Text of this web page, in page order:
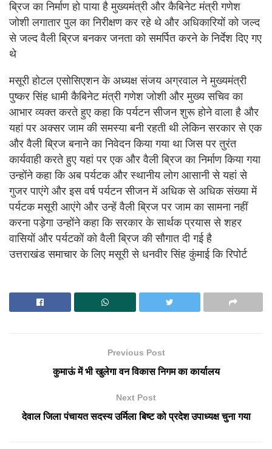
ब्रिज का निर्माण हो पाया है मुख्यमंत्री और कैबिनेट मंत्री गणेश
जोशी लगातार पुल का निरीक्षण कर रहे थे और अधिकारियों को जल्द
से जल्द वैली ब्रिज बनकर जनता को समर्पित करने के निर्देश दिए गए
थे
मसूरी होटल एसोसिएशन के अध्यक्ष संजय अग्रवाल ने मुख्यमंत्री
पुष्कर सिंह धामी कैबिनेट मंत्री गणेश जोशी और मुख्य सचिव का
आभार व्यक्त करते हुए कहा कि पर्यटन सीजन शुरू होने वाला है और
यहां पर अक्सर जाम की समस्या बनी रहती थी लेकिन सरकार से एक
और वैली ब्रिज बनाने का निवेदन किया गया था जिस पर तुरंत
कार्यवाही करते हुए यहां पर एक और वैली ब्रिज का निर्माण किया गया
उन्होंने कहा कि अब पर्यटक और स्थानीय लोग आसानी से यहां से
गुजर पाएंगे और इस वर्ष पर्यटन सीजन में अधिक से अधिक संख्या में
पर्यटक मसूरी आएंगे और उन्हें वैली ब्रिज पर जाम का सामना नहीं
करना पड़ेगा उन्होंने कहा कि सरकार के सार्थक प्रयास से शहर
वासियों और पर्यटकों को वैली ब्रिज की सौगात दी गई है
उत्तराखंड समाचार के लिए मसूरी से धनवीर सिंह कुंमाई कि रिपोर्ट
Previous Post
कुमाऊं में भी खुलेगा वन विकास निगम का कार्यालय
Next Post
देवाल जिला पंचायत सदस्य उर्मिला बिष्ट को प्रदेश उपाध्यक्ष चुना गया